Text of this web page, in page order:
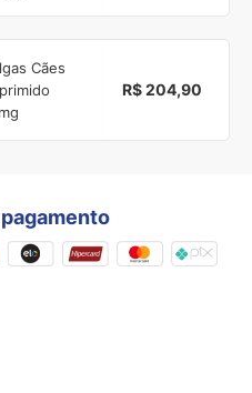
Cães
R$ 204,90